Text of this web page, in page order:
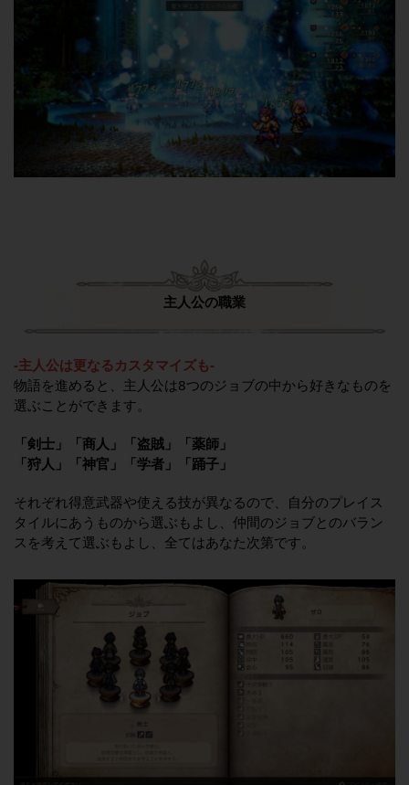
主人公の職業
-主人公は更なるカスタマイズも-
物語を進めると、主人公は8つのジョブの中から好きなものを
選ぶことができます。
「剣士」「商人」「盗賊」「薬師」
「狩人」「神官」「学者」「踊子」
それぞれ得意武器や使える技が異なるので、自分のプレイス
タイルにあうものから選ぶもよし、仲間のジョブとのバラン
スを考えて選ぶもよし、全てはあなた次第です。